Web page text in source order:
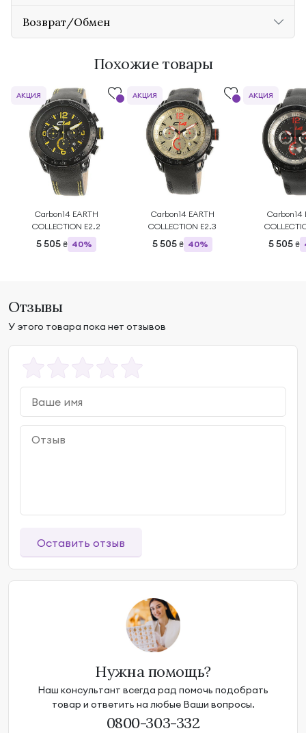
Возврат/Обмен
Похожие товары
Carbon14 EARTH
COLLECTION E2.2
5 505 ₴ 40%
АКЦИЯ
Carbon14 EARTH
COLLECTION E2.3
5 505 ₴ 40%
АКЦИЯ
Carbon14
5 505 ₴
АКЦИЯ
Отзывы
У этого товара пока нет отзывов
Оставить отзыв
Нужна помощь?
Наш консультант всегда рад помочь подобрать
товар и ответить на любые Ваши вопросы.
0800-303-332